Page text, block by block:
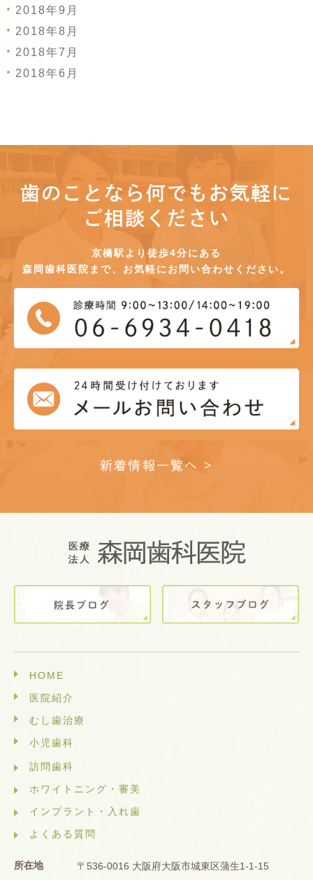
2018年9月
2018年8月
2018年7月
2018年6月
歯のことなら何でもお気軽に
ご相談ください
京橋駅より徒歩4分にある
森岡歯科医院まで、お気軽にお問い合わせください。
新着情報一覧へ >
HOME
医院紹介
むし歯治療
小児歯科
訪問歯科
ホワイトニング・審美
インプラント・入れ歯
よくある質問
所在地 〒536-0016 大阪府大阪市城東区蒲生1-1-15